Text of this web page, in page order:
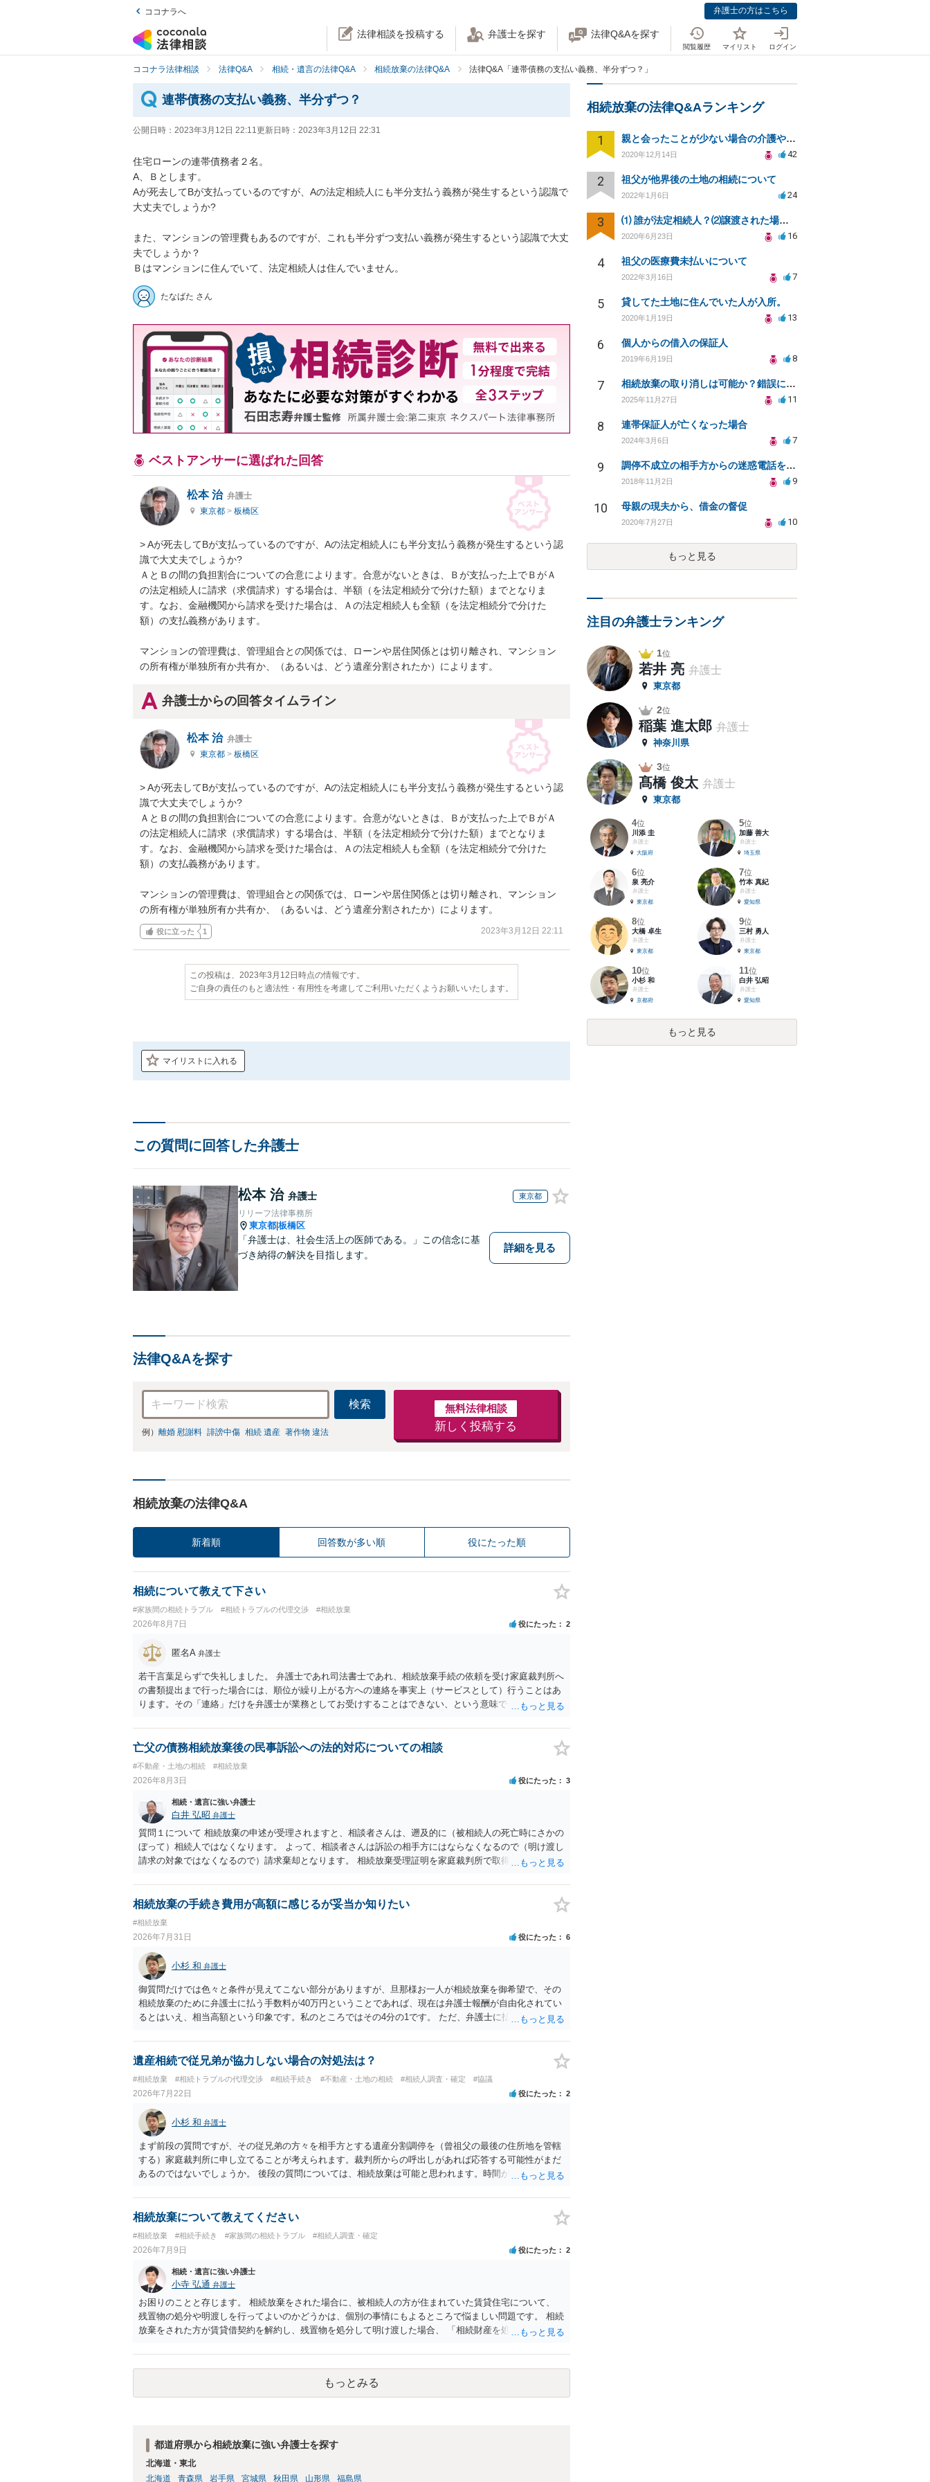
ココナラへ 弁護士の方はこちら
法律相談を投稿する 弁護士を探す 法律Q&Aを探す
閲覧履歴 マイリスト ログイン
ココナラ法律相談 法律Q&A 相続・遺言の法律Q&A 相続放棄の法律Q&A 法律Q&A「連帯債務の支払い義務、半分ずつ？」
連帯債務の支払い義務、半分ずつ？
公開日時： 2023年3月12日 22:11更新日時： 2023年3月12日 22:31
住宅ローンの連帯債務者２名。
A、Ｂとします。
Aが死去してBが支払っているのですが、Aの法定相続人にも半分支払う義務が発生するという認識で
大丈夫でしょうか?
また、マンションの管理費もあるのですが、これも半分ずつ支払い義務が発生するという認識で大丈
夫でしょうか？
Ｂはマンションに住んでいて、法定相続人は住んでいません。
たなばた さん
ベストアンサーに選ばれた回答
松本 治 弁護士
東京都 > 板橋区
> Aが死去してBが支払っているのですが、Aの法定相続人にも半分支払う義務が発生するという認
識で大丈夫でしょうか?
ＡとＢの間の負担割合についての合意によります。合意がないときは、Ｂが支払った上でＢがＡ
の法定相続人に請求（求償請求）する場合は、半額（を法定相続分で分けた額）までとなりま
す。なお、金融機関から請求を受けた場合は、Ａの法定相続人も全額（を法定相続分で分けた
額）の支払義務があります。
マンションの管理費は、管理組合との関係では、ローンや居住関係とは切り離され、マンション
の所有権が単独所有か共有か、（あるいは、どう遺産分割されたか）によります。
弁護士からの回答タイムライン
松本 治 弁護士
東京都 > 板橋区
> Aが死去してBが支払っているのですが、Aの法定相続人にも半分支払う義務が発生するという認
識で大丈夫でしょうか?
ＡとＢの間の負担割合についての合意によります。合意がないときは、Ｂが支払った上でＢがＡ
の法定相続人に請求（求償請求）する場合は、半額（を法定相続分で分けた額）までとなりま
す。なお、金融機関から請求を受けた場合は、Ａの法定相続人も全額（を法定相続分で分けた
額）の支払義務があります。
マンションの管理費は、管理組合との関係では、ローンや居住関係とは切り離され、マンション
の所有権が単独所有か共有か、（あるいは、どう遺産分割されたか）によります。
役に立った 1 2023年3月12日 22:11
この投稿は、2023年3月12日時点の情報です。
ご自身の責任のもと適法性・有用性を考慮してご利用いただくようお願いいたします。
マイリストに入れる
この質問に回答した弁護士
松本 治 弁護士 東京都
リリーフ法律事務所
東京都 板橋区
「弁護士は、社会生活上の医師である。」この信念に基
づき納得の解決を目指します。
詳細を見る
法律Q&Aを探す
検索
例） 離婚 慰謝料 誹謗中傷 相続 遺産 著作物 違法
無料法律相談
新しく投稿する
相続放棄の法律Q&A
新着順 回答数が多い順 役にたった順
相続について教えて下さい
#家族間の相続トラブル #相続トラブルの代理交渉 #相続放棄
2026年8月7日 役にたった 2
匿名A 弁護士
若干言葉足らずで失礼しました。 弁護士であれ司法書士であれ、相続放棄手続の依頼を受け家庭裁判所へ
の書類提出まで行った場合には、順位が繰り上がる方への連絡を事実上（サービスとして）行うことはあ
ります。その「連絡」だけを弁護士が業務としてお受けすることはできない、という意味でした。
亡父の債務相続放棄後の民事訴訟への法的対応についての相談
#不動産・土地の相続 #相続放棄
2026年8月3日 役にたった 3
相続・遺言に強い弁護士
白井 弘昭 弁護士
質問１について 相続放棄の申述が受理されますと、相談者さんは、遡及的に（被相続人の死亡時にさかの
ぼって）相続人ではなくなります。 よって、相談者さんは訴訟の相手方にはならなくなるので（明け渡し
請求の対象ではなくなるので）請求棄却となります。 相続放棄受理証明を家庭裁判所で取得し、コピーを
１回期日は出席する必要がありません。その日は差支え（用事があり出席できない）との記載で十分で
す。 質問３について 弁護士ではないので、ｍｉｎｔｓでの提出の必要は無いと思います。郵送（期限ま
考まで。
相続放棄の手続き費用が高額に感じるが妥当か知りたい
#相続放棄
2026年7月31日 役にたった 6
小杉 和 弁護士
御質問だけでは色々と条件が見えてこない部分がありますが、旦那様お一人が相続放棄を御希望で、その
相続放棄のために弁護士に払う手数料が40万円ということであれば、現在は弁護士報酬が自由化されてい
るとはいえ、相当高額という印象です。私のところではその4分の1です。 ただ、弁護士に払う手数料とは
おいてください。 話を元に戻して、弁護士に対する手数料ですが、旦那様の収入や財産にもよりますが、
法テラスに御連絡なさって弁護士との相談を予約して受任してもらうのが一番安上がりでしょう。数万円
なる）ようですので、比較的短い熟慮期間のことを考えると、来週早々すぐにでも御連絡する方が良いで
しょう。 もし法テラスが御利用になれない、あるいは時間がない等であれば、相続を取扱分野としている
弁護士を適宜探し（WEB等で）、問い合わせてみることです。相続を扱う弁護士でも相続放棄は比較的安
価な手数料でのお仕事になるのであまり前向きに受けてくれないところもあるようです。 複数の法律事務
所に聞いて（相見積もりをとって）、一番安いところでやってもらうことに決めれば、キューちゃんママ
さんの御希望をかなえることができるのではないでしょうか。 あるいは相続放棄であれば御自分でできな
くもないとは思います。その場合、かかるのは戸籍等の取得費用と印紙代だけとなります。家庭裁判所の
サイトから用紙を取得すると共に必要な書類を確認し、印紙と共に家庭裁判所に提出して相続放棄申述受
理通知書を待つという流れになります。
遺産相続で従兄弟が協力しない場合の対処法は？
#相続放棄 #相続トラブルの代理交渉 #相続手続き #不動産・土地の相続 #相続人調査・確定 #協議
2026年7月22日 役にたった 2
小杉 和 弁護士
まず前段の質問ですが、その従兄弟の方々を相手方とする遺産分割調停を（曾祖父の最後の住所地を管轄
する）家庭裁判所に申し立てることが考えられます。裁判所からの呼出しがあれば応答する可能性がまだ
あるのではないでしょうか。 後段の質問については、相続放棄は可能と思われます。時間が思った以上に
相続放棄について教えてください
#相続放棄 #相続手続き #家族間の相続トラブル #相続人調査・確定
2026年7月9日 役にたった 2
相続・遺言に強い弁護士
小寺 弘通 弁護士
お困りのことと存じます。 相続放棄をされた場合に、被相続人の方が住まれていた賃貸住宅について、
残置物の処分や明渡しを行ってよいのかどうかは、個別の事情にもよるところで悩ましい問題です。 相続
放棄をされた方が賃貸借契約を解約し、残置物を処分して明け渡した場合、 「相続財産を処分」したと評
なく、滞納賃料が増え続けるのを止めるため、 解約をして鍵を返却してしまうというケースもそれなりに
あります。 また、お母様の通帳や印鑑などは現に保管されているのであれば、 そのまま保管されておい
た方が良いかと思います。 相続人全員が相続放棄された場合には、相続財産清算人が選任される場合があ
り、 その場合には当該清算人に引き継いでいただくことになります。 ちなみに前提として、お母様のお
だければ幸いです。
もっとみる
都道府県から相続放棄に強い弁護士を探す
北海道・東北
北海道
青森県 岩手県 宮城県 秋田県 山形県 福島県
相続放棄の法律Q&Aランキング
1 親と会ったことが少ない場合の介護や相続の義務について
2020年12月14日 42
2 祖父が他界後の土地の相続について
2022年1月6日 24
3 ⑴ 誰が法定相続人？⑵譲渡された場合の税金？⑶相続放棄後同じ不動産を相続できない？⑷借金返済義務は？
2020年6月23日 16
4 祖父の医療費未払いについて
2022年3月16日 7
5 貸してた土地に住んでいた人が入所。
2020年1月19日 13
6 個人からの借入の保証人
2019年6月19日 8
7 相続放棄の取り消しは可能か？錯誤による誤解が原因で
2025年11月27日 11
8 連帯保証人が亡くなった場合
2024年3月6日 7
9 調停不成立の相手方からの迷惑電話をやめさせることはできますか？
2018年11月2日 9
10 母親の現夫から、借金の督促
2020年7月27日 10
もっと見る
注目の弁護士ランキング
1位
若井 亮 弁護士
東京都
2位
稲葉 進太郎 弁護士
神奈川県
3位
髙橋 俊太 弁護士
東京都
4位
川添 圭
弁護士
大阪府
5位
加藤 善大
弁護士
埼玉県
6位
泉 亮介
弁護士
東京都
7位
竹本 真紀
弁護士
愛知県
8位
大橋 卓生
弁護士
東京都
9位
三村 勇人
弁護士
東京都
10位
小杉 和
弁護士
京都府
11位
白井 弘昭
弁護士
愛知県
もっと見る